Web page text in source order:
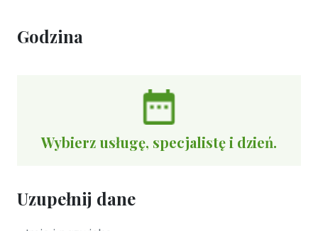
Godzina
Wybierz usługę, specjalistę i dzień.
Uzupełnij dane